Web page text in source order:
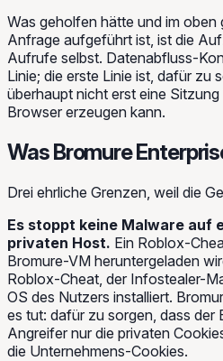
Was geholfen hätte und im
Anfrage aufgeführt ist, ist die
Aufrufe selbst. Datenabfluss-
Linie; die erste Linie ist, dafür zu
überhaupt nicht erst eine
Browser erzeugen kann.
Was Bromure
Drei ehrliche Grenzen, weil die
Es stoppt keine Malware auf
privaten Host. Ein Roblox-
Bromure-VM heruntergeladen
Roblox-Cheat, der Infostealer-
OS des Nutzers installiert.
es tut: dafür zu sorgen, dass der
Angreifer nur die privaten
die Unternehmens-Cookies.